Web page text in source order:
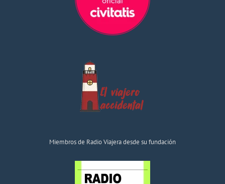
Miembros de Radio Viajera desde su fundación